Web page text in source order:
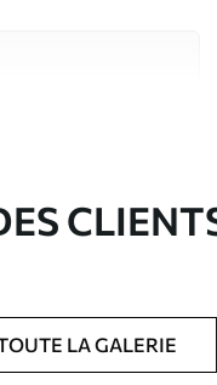
cm de large.LA GALERIE